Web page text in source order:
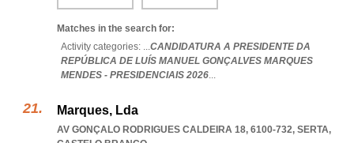
Matches in the search for:
Activity categories: ...CANDIDATURA A PRESIDENTE DA
REPÚBLICA DE LUÍS MANUEL GONÇALVES MARQUES
MENDES - PRESIDENCIAIS 2026...
Marques, Lda
AV GONÇALO RODRIGUES CALDEIRA 18, 6100-732, SERTA,